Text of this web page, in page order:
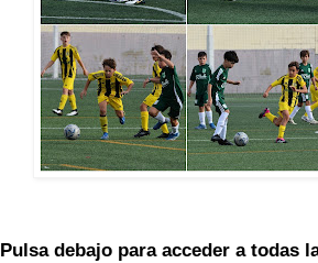
Pulsa debajo para acceder a todas